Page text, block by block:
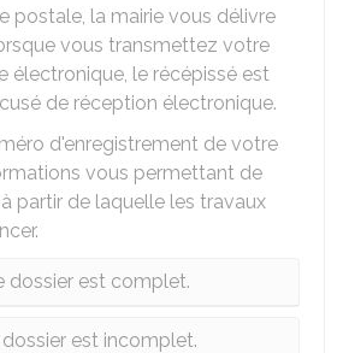
postale, la mairie vous délivre
vous transmettez votre
électronique, le récépissé est
de réception électronique.
d'enregistrement de votre
vous permettant de
partir de laquelle les travaux
dossier est complet.
est incomplet.